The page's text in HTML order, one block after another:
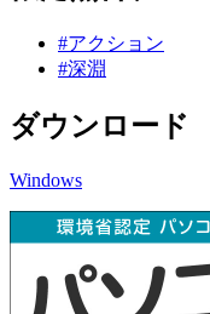
#アクション
#深淵
ダウンロード
Windows